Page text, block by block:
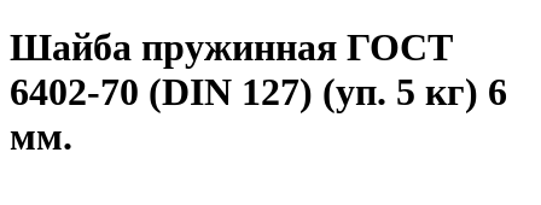
Шайба пружинная ГОСТ
6402-70 (DIN 127) (уп. 5 кг) 6
мм.